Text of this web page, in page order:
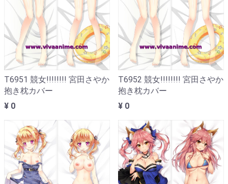
T6951 競女!!!!!!!! 宮田さやか
抱き枕カバー
¥ 0
T6952 競女!!!!!!!! 宮田さやか
抱き枕カバー
¥ 0